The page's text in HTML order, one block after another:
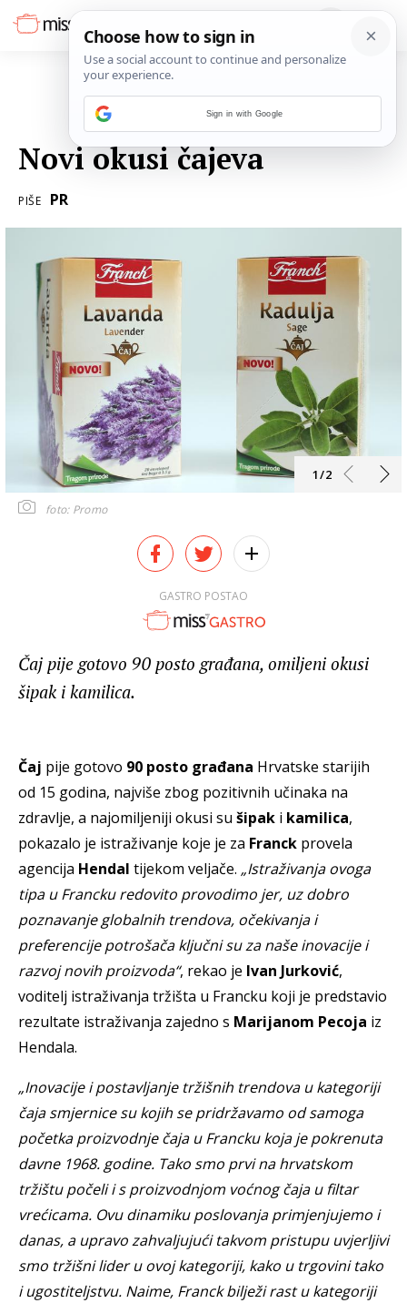
Novi okusi čajeva
PIŠE PR
1/2
foto: Promo
GASTRO POSTAO
Čaj pije gotovo 90 posto građana, omiljeni okusi
šipak i kamilica.
Čaj pije gotovo 90 posto građana Hrvatske starijih
od 15 godina, najviše zbog pozitivnih učinaka na
zdravlje, a najomiljeniji okusi su šipak i kamilica,
pokazalo je istraživanje koje je za Franck provela
agencija Hendal tijekom veljače. „Istraživanja ovoga
tipa u Francku redovito provodimo jer, uz dobro
poznavanje globalnih trendova, očekivanja i
preferencije potrošača ključni su za naše inovacije i
razvoj novih proizvoda“, rekao je Ivan Jurković,
voditelj istraživanja tržišta u Francku koji je predstavio
rezultate istraživanja zajedno s Marijanom Pecoja iz
Hendala.
„Inovacije i postavljanje tržišnih trendova u kategoriji
čaja smjernice su kojih se pridržavamo od samoga
početka proizvodnje čaja u Francku koja je pokrenuta
davne 1968. godine. Tako smo prvi na hrvatskom
tržištu počeli i s proizvodnjom voćnog čaja u filtar
vrećicama. Ovu dinamiku poslovanja primjenjujemo i
danas, a upravo zahvaljujući takvom pristupu uvjerljivi
smo tržišni lider u ovoj kategoriji, kako u trgovini tako
i ugostiteljstvu. Naime, Franck bilježi rast u kategoriji
Sign in with Google